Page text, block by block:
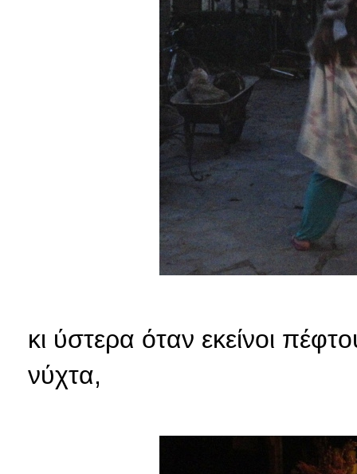
κι ύστερα όταν εκείνοι
νύχτα,